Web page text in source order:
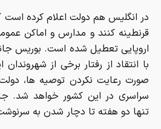
در انگلیس هم دولت اعلام کرده است
قرنطینه کنند و مدارس و اماکن
اروپایی تعطیل شده است. بوریس
با انتقاد از رفتار برخی از
صورت رعایت نکردن توصیه ها،
سراسری در این کشور خواهد شد.
تنها دو هفته تا دچار شدن به